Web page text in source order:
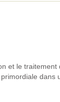
et le traitement
dans